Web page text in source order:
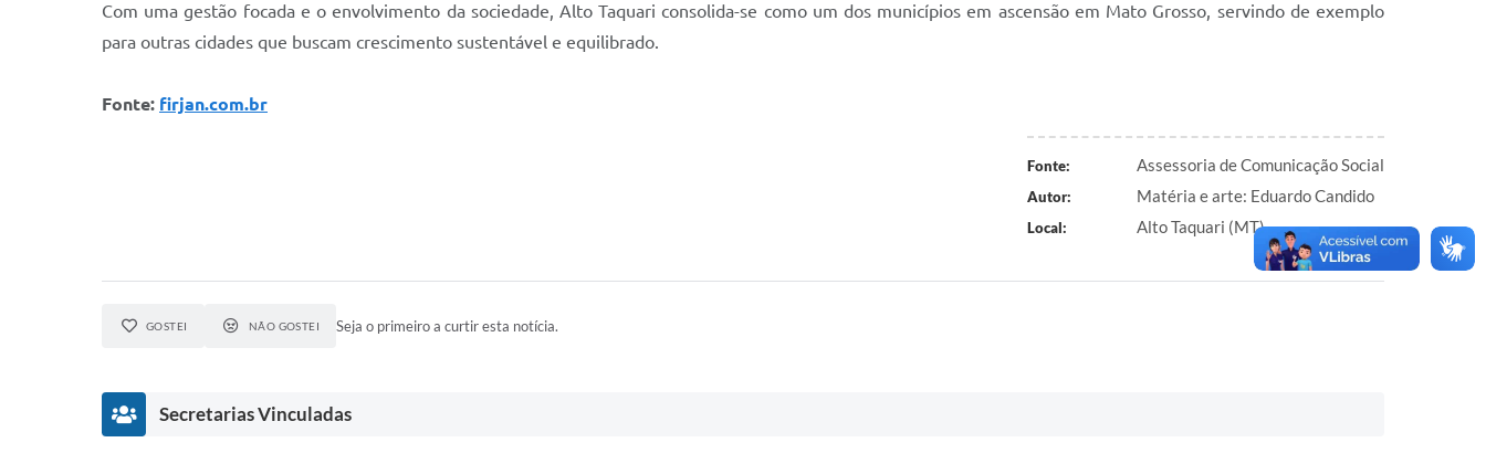
Com uma gestão focada e o envolvimento da sociedade, Alto Taquari consolida-se como um dos municípios em ascensão em Mato Grosso, servindo de exemplo
para outras cidades que buscam crescimento sustentável e equilibrado.
Fonte: firjan.com.br
Fonte: Assessoria de Comunicação Social
Autor: Matéria e arte: Eduardo Candido
Local: Alto Taquari (MT)
GOSTEI NÃO GOSTEI Seja o primeiro a curtir esta notícia.
Secretarias Vinculadas